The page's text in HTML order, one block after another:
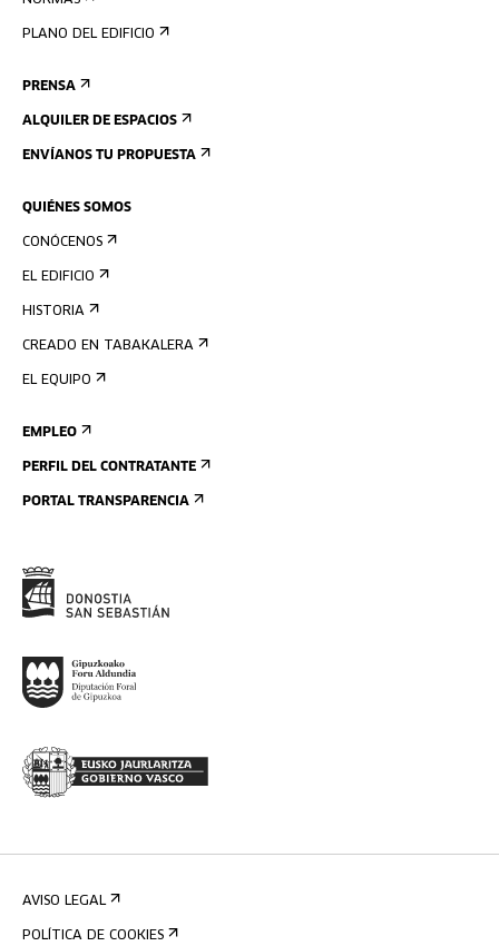
PLANO DEL EDIFICIO
PRENSA
ALQUILER DE ESPACIOS
ENVÍANOS TU PROPUESTA
QUIÉNES SOMOS
CONÓCENOS
EL EDIFICIO
HISTORIA
CREADO EN TABAKALERA
EL EQUIPO
EMPLEO
PERFIL DEL CONTRATANTE
PORTAL TRANSPARENCIA
AVISO LEGAL
POLÍTICA DE COOKIES